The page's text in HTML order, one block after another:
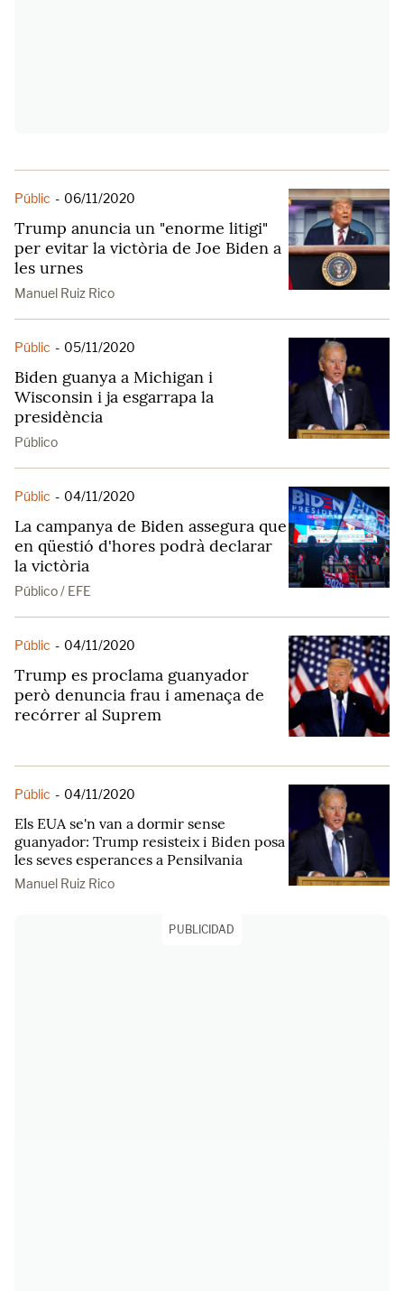
Públic - 06/11/2020
Trump anuncia un "enorme litigi"
per evitar la victòria de Joe Biden a
les urnes
Manuel Ruiz Rico
Públic - 05/11/2020
Biden guanya a Michigan i
Wisconsin i ja esgarrapa la
presidència
Público
Públic - 04/11/2020
La campanya de Biden assegura que
en qüestió d'hores podrà declarar
la victòria
Público / EFE
Públic - 04/11/2020
Trump es proclama guanyador
però denuncia frau i amenaça de
recórrer al Suprem
Públic - 04/11/2020
Els EUA se'n van a dormir sense
guanyador: Trump resisteix i Biden posa
les seves esperances a Pensilvania
Manuel Ruiz Rico
PUBLICIDAD